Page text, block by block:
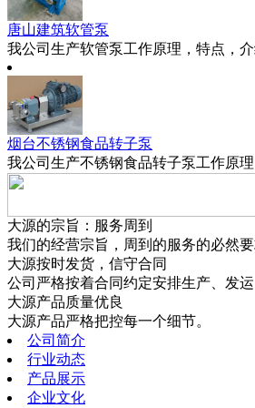
唐山建筑软管泵
我公司生产软管泵工作原理，特点，
烟台不锈钢食品转子泵
我公司生产不锈钢食品转子泵工作原
大源的宗旨：服务周到
我们的经营宗旨，周到的服务的必然要
大源按时发货，信守合同
公司严格按着合同约定安排生产、发
大源产品质量优良
大源产品严格把控每一个细节。
公司简介
行业动态
产品展示
企业文化